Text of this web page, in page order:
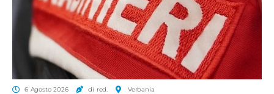
6 Agosto 2026 di red. Verbania